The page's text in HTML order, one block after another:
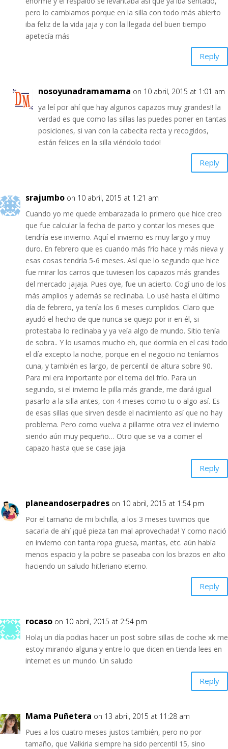
pero lo cambiamos porque en la silla con todo más abierto
iba feliz de la vida jaja y con la llegada del buen tiempo
apetecía más
Reply
nosoyunadramamama on 10 abril, 2015 at 1:01 am
ya leí por ahí que hay algunos capazos muy grandes!! la
verdad es que como las sillas las puedes poner en tantas
posiciones, si van con la cabecita recta y recogidos,
están felices en la silla viéndolo todo!
Reply
srajumbo on 10 abril, 2015 at 1:21 am
Cuando yo me quede embarazada lo primero que hice creo
que fue calcular la fecha de parto y contar los meses que
tendría ese invierno. Aquí el invierno es muy largo y muy
duro. En febrero que es cuando más frío hace y más nieva y
esas cosas tendría 5-6 meses. Así que lo segundo que hice
fue mirar los carros que tuviesen los capazos más grandes
del mercado jajaja. Pues oye, fue un acierto. Cogí uno de los
más amplios y además se reclinaba. Lo usé hasta el último
día de febrero, ya tenía los 6 meses cumplidos. Claro que
ayudó el hecho de que nunca se quejo por ir en él, si
protestaba lo reclinaba y ya veía algo de mundo. Sitio tenía
de sobra.. Y lo usamos mucho eh, que dormía en el casi todo
el día excepto la noche, porque en el negocio no teníamos
cuna, y también es largo, de percentil de altura sobre 90.
Para mi era importante por el tema del frío. Para un
segundo, si el invierno le pilla más grande, me dará igual
pasarlo a la silla antes, con 4 meses como tu o algo así. Es
de esas sillas que sirven desde el nacimiento así que no hay
problema. Pero como vuelva a pillarme otra vez el invierno
siendo aún muy pequeño… Otro que se va a comer el
capazo hasta que se case jaja.
Reply
planeandoserpadres on 10 abril, 2015 at 1:54 pm
Por el tamaño de mi bichilla, a los 3 meses tuvimos que
sacarla de ahí ¡qué pieza tan mal aprovechada! Y como nació
en invierno con tanta ropa gruesa, mantas, etc. aún había
menos espacio y la pobre se paseaba con los brazos en alto
haciendo un saludo hitleriano eterno.
Reply
rocaso on 10 abril, 2015 at 2:54 pm
Hola¡ un día podias hacer un post sobre sillas de coche xk me
estoy mirando alguna y entre lo que dicen en tienda lees en
internet es un mundo. Un saludo
Reply
Mama Puñetera on 13 abril, 2015 at 11:28 am
Pues a los cuatro meses justos también, pero no por
tamaño, que Valkiria siempre ha sido percentil 15, sino